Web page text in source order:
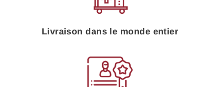
Livraison dans le monde entier